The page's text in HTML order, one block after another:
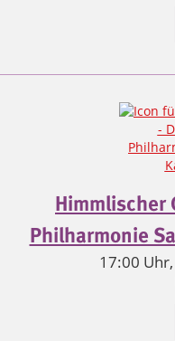
Himmlischer
Philharmonie
17:00